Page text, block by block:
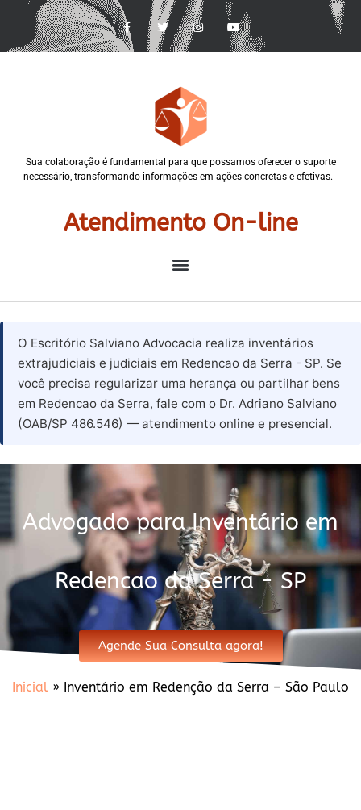
Sua colaboração é fundamental para que possamos oferecer o suporte
necessário, transformando informações em ações concretas e efetivas.
Atendimento On-line
O Escritório Salviano Advocacia realiza inventários
extrajudiciais e judiciais em Redencao da Serra - SP. Se
você precisa regularizar uma herança ou partilhar bens
em Redencao da Serra, fale com o Dr. Adriano Salviano
(OAB/SP 486.546) — atendimento online e presencial.
Advogado para Inventário em
Redencao da Serra - SP
Agende Sua Consulta agora!
Inicial » Inventário em Redenção da Serra – São Paulo